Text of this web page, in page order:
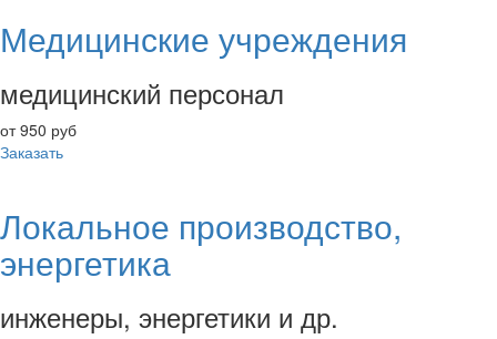
Медицинские учреждения
медицинский персонал
от 950 руб
Заказать
Локальное производство,
энергетика
инженеры, энергетики и др.